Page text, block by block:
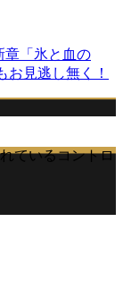
章「氷と血の
見逃し無く！
ているコントロ